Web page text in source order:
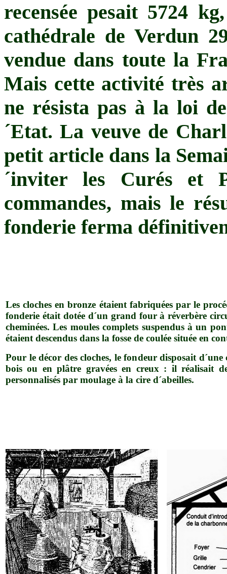
recensée pesait 5724
cathédrale de Verdun
vendue dans toute la
Mais cette activité très
ne résista pas à la loi
´Etat. La veuve de
petit article dans la
´inviter les Curés et
commandes, mais le
fonderie ferma
Les cloches en bronze étaient fabriquées par le
fonderie était dotée d´un grand four à réverbère
cheminées. Les moules complets suspendus à un
étaient descendus dans la fosse de coulée située en
Pour le décor des cloches, le fondeur disposait
bois ou en plâtre gravées en creux : il réalisait
personnalisés par moulage à la cire d´abeilles.